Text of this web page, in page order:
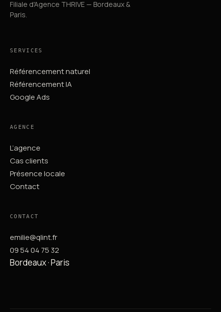
Filiale d'Agence THRIVE — Bordeaux &
Paris.
SERVICES
Référencement naturel
Référencement IA
Google Ads
AGENCE
L’agence
Cas clients
Présence locale
Contact
CONTACT
emilie@qlint.fr
09 54 04 75 32
Bordeaux · Paris